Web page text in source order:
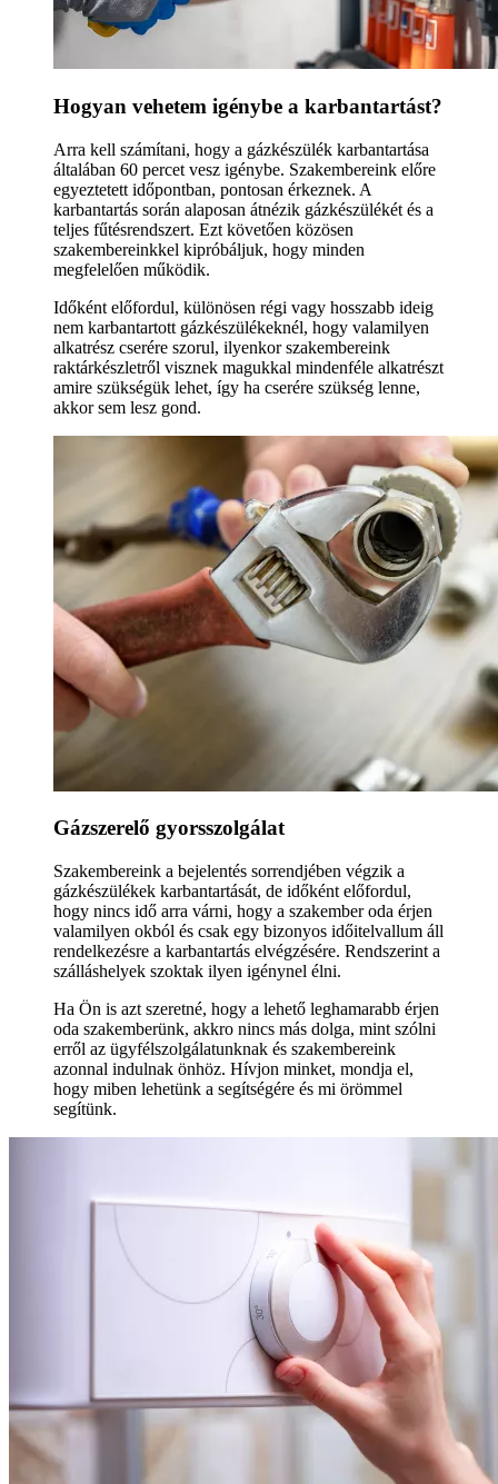
Hogyan vehetem igénybe a karbantartást?
Arra kell számítani, hogy a gázkészülék karbantartása
általában 60 percet vesz igénybe. Szakembereink előre
egyeztetett időpontban, pontosan érkeznek. A
karbantartás során alaposan átnézik gázkészülékét és a
teljes fűtésrendszert. Ezt követően közösen
szakembereinkkel kipróbáljuk, hogy minden
megfelelően működik.
Időként előfordul, különösen régi vagy hosszabb ideig
nem karbantartott gázkészülékeknél, hogy valamilyen
alkatrész cserére szorul, ilyenkor szakembereink
raktárkészletről visznek magukkal mindenféle alkatrészt
amire szükségük lehet, így ha cserére szükség lenne,
akkor sem lesz gond.
Gázszerelő gyorsszolgálat
Szakembereink a bejelentés sorrendjében végzik a
gázkészülékek karbantartását, de időként előfordul,
hogy nincs idő arra várni, hogy a szakember oda érjen
valamilyen okból és csak egy bizonyos időitelvallum áll
rendelkezésre a karbantartás elvégzésére. Rendszerint a
szálláshelyek szoktak ilyen igénynel élni.
Ha Ön is azt szeretné, hogy a lehető leghamarabb érjen
oda szakemberünk, akkro nincs más dolga, mint szólni
erről az ügyfélszolgálatunknak és szakembereink
azonnal indulnak önhöz. Hívjon minket, mondja el,
hogy miben lehetünk a segítségére és mi örömmel
segítünk.